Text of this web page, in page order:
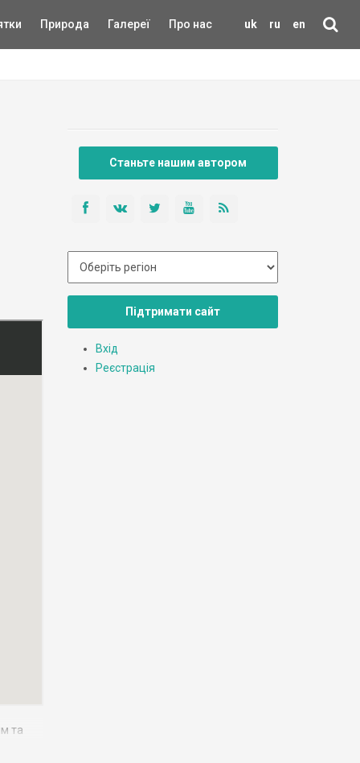
uk ru en
Природа Галереї Про нас
та
Станьте нашим автором
Підтримати сайт
Вхід
Реєстрація